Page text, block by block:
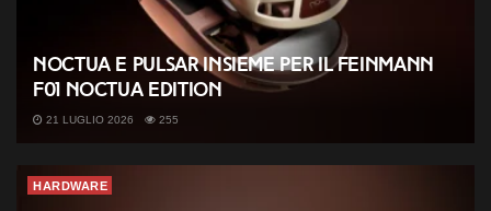
Noctua e Pulsar insieme per il Feinmann
F01 Noctua Edition
21 LUGLIO 2026 255
HARDWARE